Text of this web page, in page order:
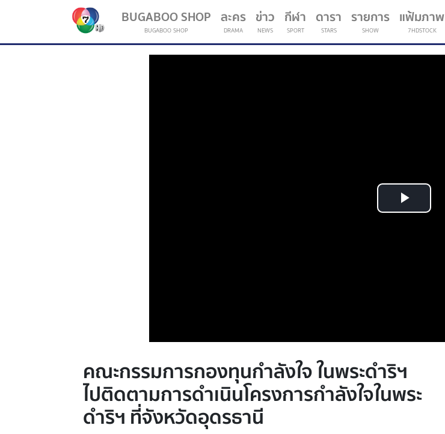
BUGABOO SHOP
BUGABOO SHOP
ละคร
DRAMA
ข่าว
NEWS
กีฬา
SPORT
(current)
ดารา
STARS
รายการ
SHOW
แฟ้มภาพ
7HDSTOCK
Play
คณะกรรมการกองทุนกำลังใจ ในพระดำริฯ
ไปติดตามการดำเนินโครงการกำลังใจในพระ
ดำริฯ ที่จังหวัดอุดรธานี